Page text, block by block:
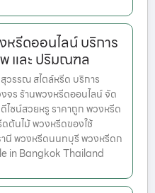
รีดออนไลน์ บริการ
และ ปริมณฑล
รรณ สไตล์หรีด บริการ
ร ร้านพวงหรีดออนไลน์ จัด
ไซน์สวยหรู ราคาถูก พวงหรีด
ต้นไม้ พวงหรีดของใช้
นี พวงหรีดนนทบุรี พวงหรีดก
in Bangkok Thailand